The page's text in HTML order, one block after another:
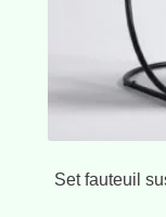
Set fauteuil